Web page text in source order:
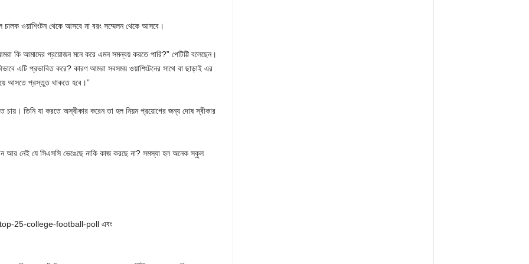
চালক ওয়াশিংটন থেকে আসবে না বরং সম্মেলন থেকে আসবে।
কি আমাদের প্রয়োজন মনে করে এমন সমন্বয় করতে পারি?” পেটিট্টি বলেছেন।
এটি প্রভাবিত করে? কারণ আমরা সবসময় ওয়াশিংটনের সাথে বা ছাড়াই এর
আসতে প্রস্তুত থাকতে হবে।”
চায়। তিনি যা করতে অস্বীকার করেন তা হল নিয়ম প্রয়োগের জন্য দোষ স্বীকার
আর নেই যে সিএসসি ভেঙেছে নাকি কাজ করছে না? সমস্যা হল অনেক স্কুল
25-college-football-poll এবং